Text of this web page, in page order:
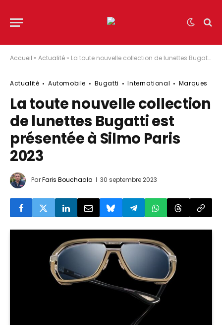
Accueil » Actualité » La toute nouvelle collection de lunettes Bugatti est présentée à Silmo Paris 2023
Actualité Automobile Bugatti International Marques
La toute nouvelle collection
de lunettes Bugatti est
présentée à Silmo Paris
2023
ParFaris Bouchaala 30 septembre 2023